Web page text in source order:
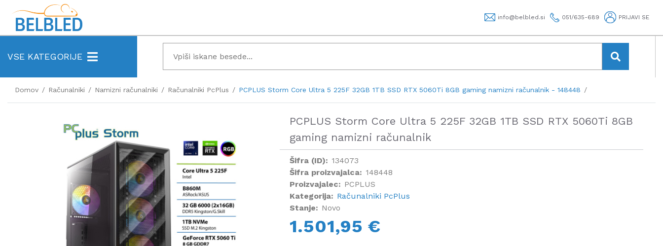
info@belbled.si 051/635-689 PRIJAVI SE
VSE KATEGORIJE
Domov Računalniki Namizni računalniki Računalniki PcPlus PCPLUS Storm Core Ultra 5 225F 32GB 1TB SSD RTX 5060Ti 8GB gaming namizni računalnik - 148448
PCPLUS Storm Core Ultra 5 225F 32GB 1TB SSD RTX 5060Ti 8GB
gaming namizni računalnik
Šifra (ID): 134073
Šifra proizvajalca: 148448
Proizvajalec: PCPLUS
Kategorija: Računalniki PcPlus
Stanje: Novo
1.501,95 €